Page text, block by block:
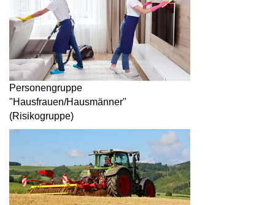
Personengruppe
"Hausfrauen/Hausmänner"
(Risikogruppe)